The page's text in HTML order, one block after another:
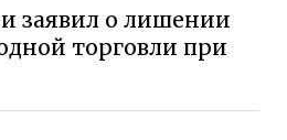
заявил о лишении
торговли при